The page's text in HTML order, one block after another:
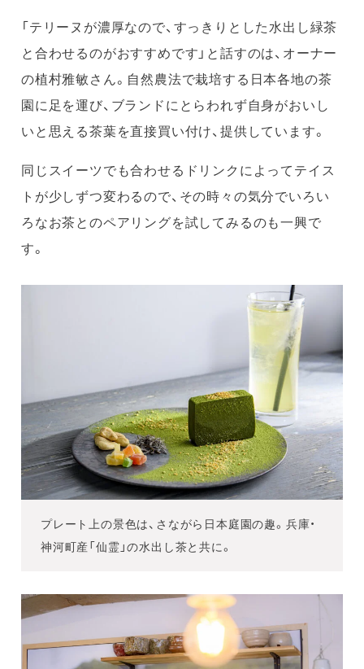
「テリーヌが濃厚なので、すっきりとした水出し緑茶
と合わせるのがおすすめです」と話すのは、オーナー
の植村雅敏さん。自然農法で栽培する日本各地の茶
園に足を運び、ブランドにとらわれず自身がおいし
いと思える茶葉を直接買い付け、提供しています。
同じスイーツでも合わせるドリンクによってテイス
トが少しずつ変わるので、その時々の気分でいろい
ろなお茶とのペアリングを試してみるのも一興で
す。
プレート上の景色は、さながら日本庭園の趣。兵庫・
神河町産「仙霊」の水出し茶と共に。